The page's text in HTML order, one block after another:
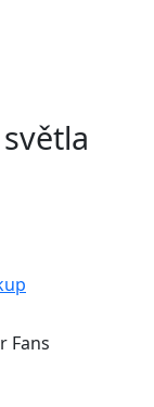
Fans